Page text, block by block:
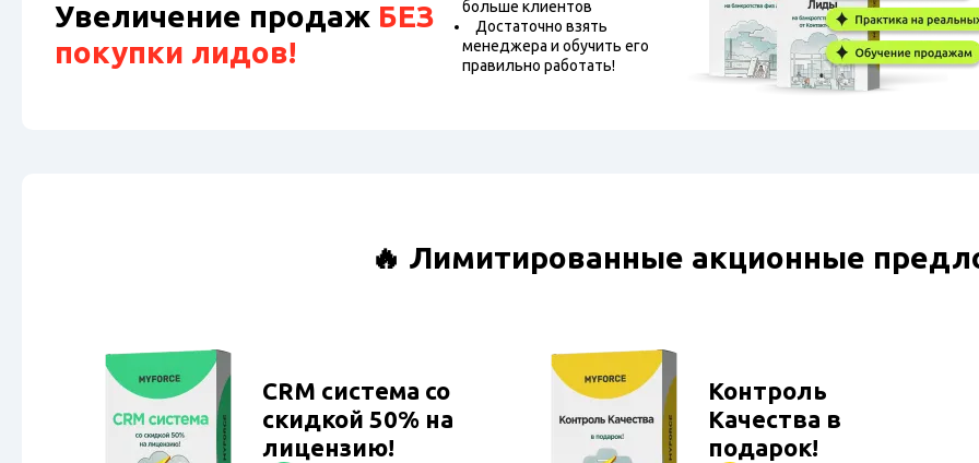
Увеличение продаж БЕЗ
покупки лидов!
больше клиентов
Достаточно взять
менеджера и обучить его
правильно работать!
🔥 Лимитированные акционные
CRM система со
скидкой 50% на
лицензию!
Контроль
Качества в
подарок!